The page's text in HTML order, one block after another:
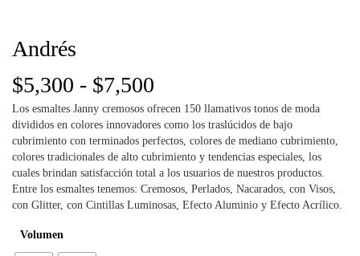
Andrés
$5,300 - $7,500
de
precios:
desde
$5,300
Los esmaltes Janny cremosos ofrecen 150 llamativos tonos de moda
divididos en colores innovadores como los traslúcidos de bajo
cubrimiento con terminados perfectos, colores de mediano cubrimiento,
colores tradicionales de alto cubrimiento y tendencias especiales, los
cuales brindan satisfacción total a los usuarios de nuestros productos.
Entre los esmaltes tenemos: Cremosos, Perlados, Nacarados, con Visos,
con Glitter, con Cintillas Luminosas, Efecto Aluminio y Efecto Acrílico.
Volumen